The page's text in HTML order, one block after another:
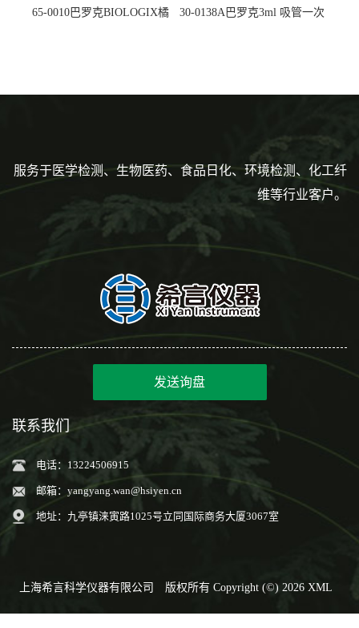
65-0010巴罗克BIOLOGIX橘
30-0138A巴罗克3ml 吸管一次
服务于医学检测、生物医药、食品日化、环境检测、化工纤
维等行业客户。
发送询盘
联系我们
电话：13224506915
邮箱： yangyang.wan@hsiyen.cn
地址：九亭镇涞寅路1025号立同国际商务大厦3067室
上海希言科学仪器有限公司 版权所有 Copyright (©) 2026 XML